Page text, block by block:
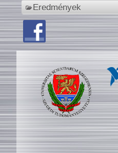
Eredmények